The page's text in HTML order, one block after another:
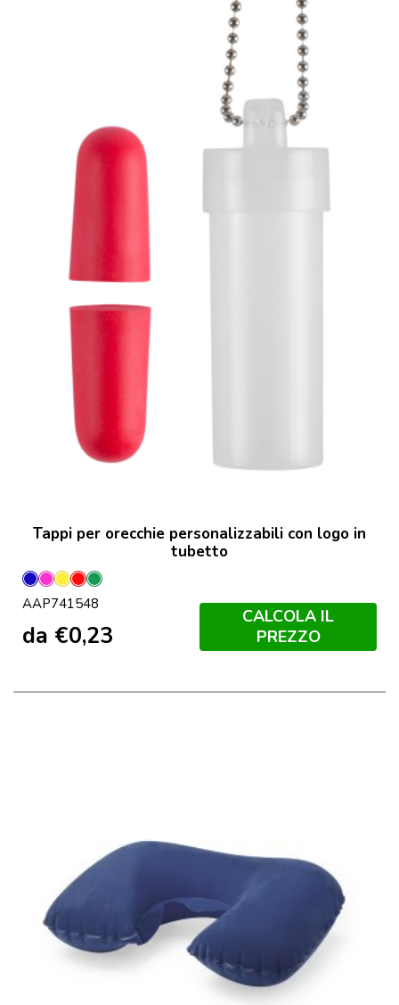
Tappi per orecchie personalizzabili con logo in
tubetto
BluFucsia
Giallo
RossoVerde
AAP741548
da €0,23
CALCOLA IL
PREZZO